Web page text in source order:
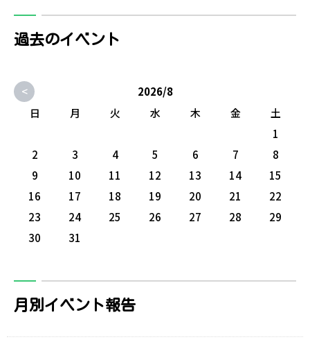
過去のイベント
<
2026/8
日
月 火 水 木 金
土
1
2
3 4 5 6 7
8
9
10 11 12 13 14
15
16
17 18 19 20 21
22
23
24 25 26 27 28
29
30
31
月別イベント報告